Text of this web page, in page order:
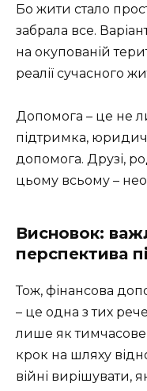
Бо жити стало
забрала все.
на окупованій
реалії сучасного
Допомога – це не
підтримка,
допомога. Друзі,
цьому всьому –
Висновок:
перспектива
Тож, фінансова
– це одна з тих
лише як тимчасове
крок на шляху
війні вирішувати,